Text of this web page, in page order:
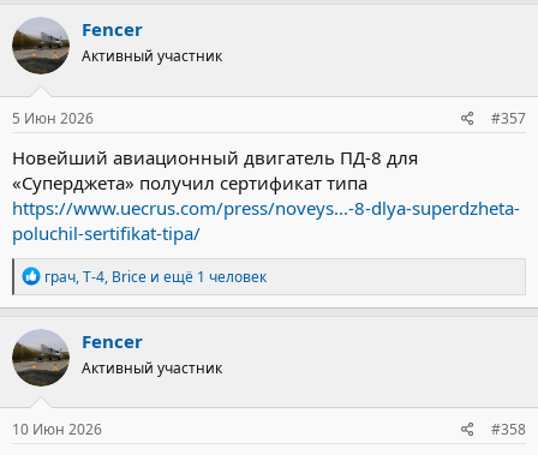
Fencer
Активный участник
5 Июн 2026 #357
Новейший авиационный двигатель ПД-8 для
«Суперджета» получил сертификат типа
https://www.uecrus.com/press/noveys...-8-dlya-superdzheta-
poluchil-sertifikat-tipa/
Р
е
а
к
ц
и
и
:
грач,T-4, Brice и ещё 1 человек
Fencer
Активный участник
10 Июн 2026 #358